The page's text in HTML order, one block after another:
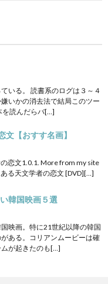
いる。 読書系のログは３～４
いかの消去法で結局このツー
を読んだらバ[…]
文【おすす名画】
恋文1.0.1. More from my site
る天文学者の恋文 [DVD][…]
韓国映画５選
映画。特に21世紀以降の韓国
ある。コリアンムービーは確
が起きたのも[…]